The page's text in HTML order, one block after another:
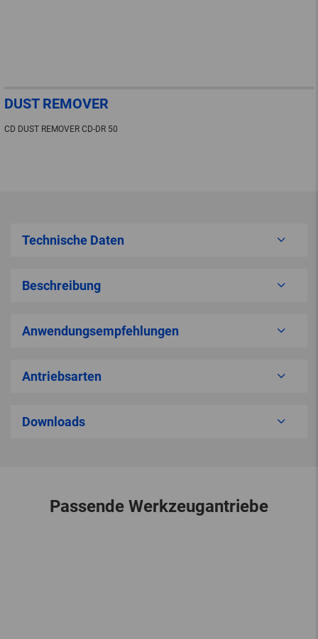
DUST REMOVER
CD DUST REMOVER CD-DR 50
Technische Daten
Beschreibung
Anwendungsempfehlungen
Antriebsarten
Downloads
Passende Werkzeugantriebe